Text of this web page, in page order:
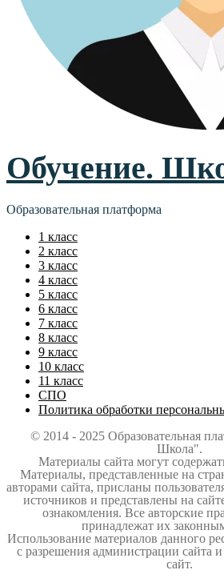
Обучение.
Образовательная платформа
1 класс
2 класс
3 класс
4 класс
5 класс
6 класс
7 класс
8 класс
9 класс
10 класс
11 класс
СПО
Политика обработки
© 2014 - 2025 Образовательная
Школа".
Материалы сайта могут
Материалы, представленные на
авторами сайта, присланы
источников и представлены на
ознакомления. Все авторские
принадлежат их
Использование материалов данного
с разрешения администрации сайта
сайт.